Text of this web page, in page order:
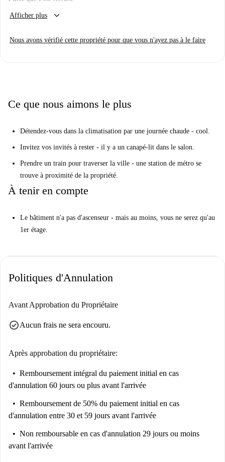
Vais-je l'aimer ici?
touches de couleurs brillantes partout, des pièces spacieuses et tous les
Nous pensons que c’est un endroit idéal pour ceux qui recherchent une
maison avec une certaine personnalité.
Vos 3 principales raisons de vivre ici:
Détendez-vous à la climatisation par une chaude journée— cool.
Invitez vos invités à rester - il y a un canapé-lit dans le salon.
proximité de la propriété.
Aidez-moi à me décider ...
la Via Giuseppe Govone, à Milan. Il a de la couleur. C'est moderne. C'est
Afficher plus keyboard_arrow_down
Nous avons vérifié cette propriété pour que vous n'ayez pas à le faire
Ce que nous aimons le plus
Détendez-vous dans la climatisation par une journée chaude - cool.
Invitez vos invités à rester - il y a un canapé-lit dans le salon.
Prendre un train pour traverser la ville - une station de métro se
trouve à proximité de la propriété.
À tenir en compte
Le bâtiment n'a pas d'ascenseur - mais au moins, vous ne serez qu'au
1er étage.
Politiques d'Annulation
Avant Approbation du Propriétaire
check_circleAucun frais ne sera encouru.
Après approbation du propriétaire:
Remboursement intégral du paiement initial en cas
d'annulation 60 jours ou plus avant l'arrivée
Remboursement de 50% du paiement initial en cas
d'annulation entre 30 et 59 jours avant l'arrivée
Non remboursable en cas d'annulation 29 jours ou moins
avant l'arrivée